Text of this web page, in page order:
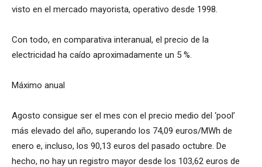
visto en el mercado mayorista, operativo desde 1998.
Con todo, en comparativa interanual, el precio de la
electricidad ha caído aproximadamente un 5 %.
Máximo anual
Agosto consigue ser el mes con el precio medio del ‘pool’
más elevado del año, superando los 74,09 euros/MWh de
enero e, incluso, los 90,13 euros del pasado octubre. De
hecho, no hay un registro mayor desde los 103,62 euros de